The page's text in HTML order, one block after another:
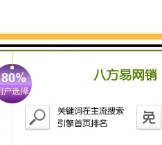
，以确保其长期有效运